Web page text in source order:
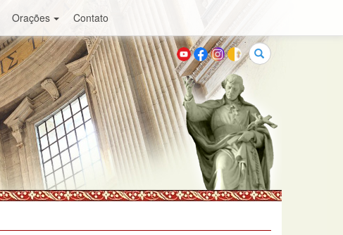
Orações Contato
Buscar